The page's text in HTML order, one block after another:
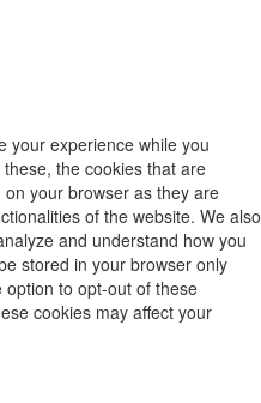
your experience while you
the cookies that are
your browser as they are
of the website. We also
and understand how you
stored in your browser only
option to opt-out of these
cookies may affect your